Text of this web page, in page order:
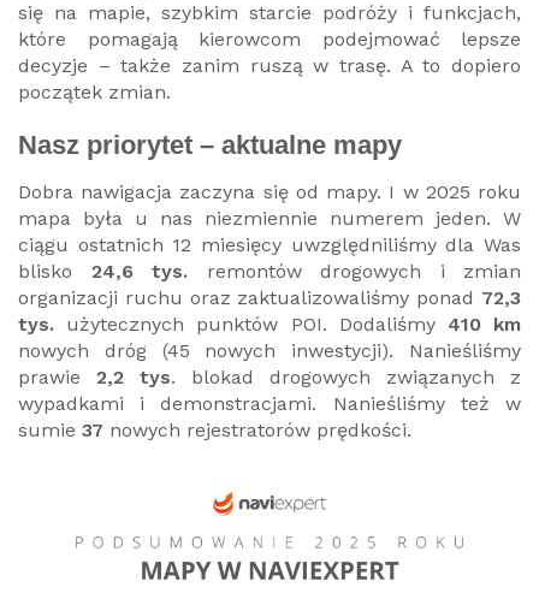
się na mapie, szybkim starcie podróży i funkcjach,
które pomagają kierowcom podejmować lepsze
decyzje – także zanim ruszą w trasę. A to dopiero
początek zmian.
Nasz priorytet – aktualne mapy
Dobra nawigacja zaczyna się od mapy. I w 2025 roku
mapa była u nas niezmiennie numerem jeden. W
ciągu ostatnich 12 miesięcy uwzględniliśmy dla Was
blisko 24,6 tys. remontów drogowych i zmian
organizacji ruchu oraz zaktualizowaliśmy ponad 72,3
tys. użytecznych punktów POI. Dodaliśmy 410 km
nowych dróg (45 nowych inwestycji). Nanieśliśmy
prawie 2,2 tys. blokad drogowych związanych z
wypadkami i demonstracjami. Nanieśliśmy też w
sumie 37 nowych rejestratorów prędkości.